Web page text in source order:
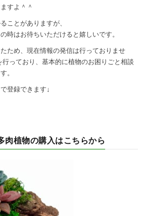
すよ＾＾
ことがありますが、
時はお待ちいただけると嬉しいです。
ため、現在情報の発信は行っておりませ
っており、基本的に植物のお困りごと相談
。
登録できます↓
肉植物の購入はこちらから